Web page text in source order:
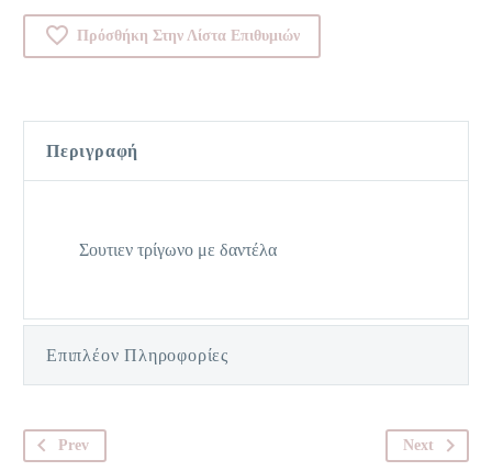
Πρόσθήκη Στην Λίστα Επιθυμιών
Περιγραφή
Σουτιεν τρίγωνο με δαντέλα
Επιπλέον Πληροφορίες
Prev Next